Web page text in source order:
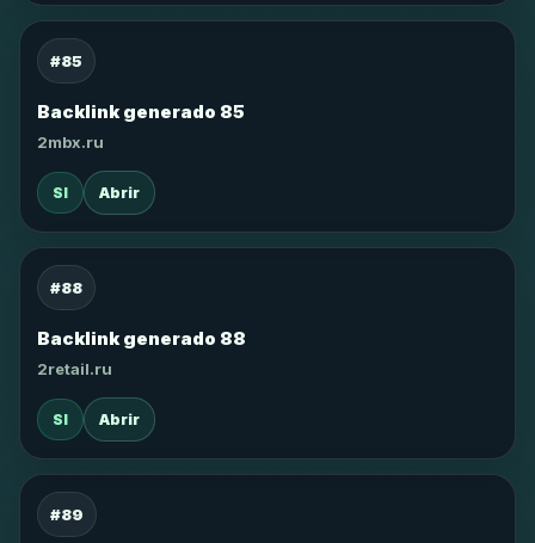
#85
Backlink generado 85
2mbx.ru
SI Abrir
#88
Backlink generado 88
2retail.ru
SI Abrir
#89